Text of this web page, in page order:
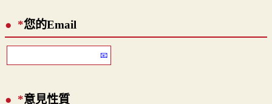
*您的Email
*意見性質